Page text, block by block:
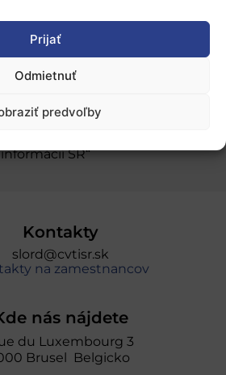
Prijať
Odmietnuť
predvoľby
osobných údajov
Slovensko. Portál
informácií SR“
Kontakty
slord@cvtisr.sk
na zamestnancov
nás nájdete
du Luxembourg 3
Brusel Belgicko